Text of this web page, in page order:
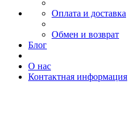
Оплата и доставка
Обмен и возврат
Блог
О нас
Контактная информация